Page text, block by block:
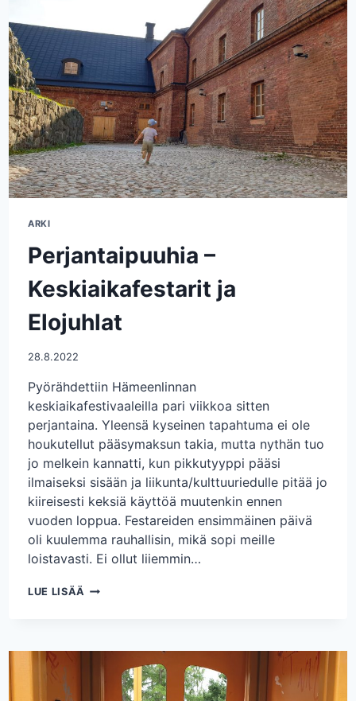
ARKI
Perjantaipuuhia –
Keskiaikafestarit ja
Elojuhlat
28.8.2022
Pyörähdettiin Hämeenlinnan
keskiaikafestivaaleilla pari viikkoa sitten
perjantaina. Yleensä kyseinen tapahtuma ei ole
houkutellut pääsymaksun takia, mutta nythän tuo
jo melkein kannatti, kun pikkutyyppi pääsi
ilmaiseksi sisään ja liikunta/kulttuuriedulle pitää jo
kiireisesti keksiä käyttöä muutenkin ennen
vuoden loppua. Festareiden ensimmäinen päivä
oli kuulemma rauhallisin, mikä sopi meille
loistavasti. Ei ollut liiemmin…
LUE LISÄÄ PERJANTAIPUUHIA